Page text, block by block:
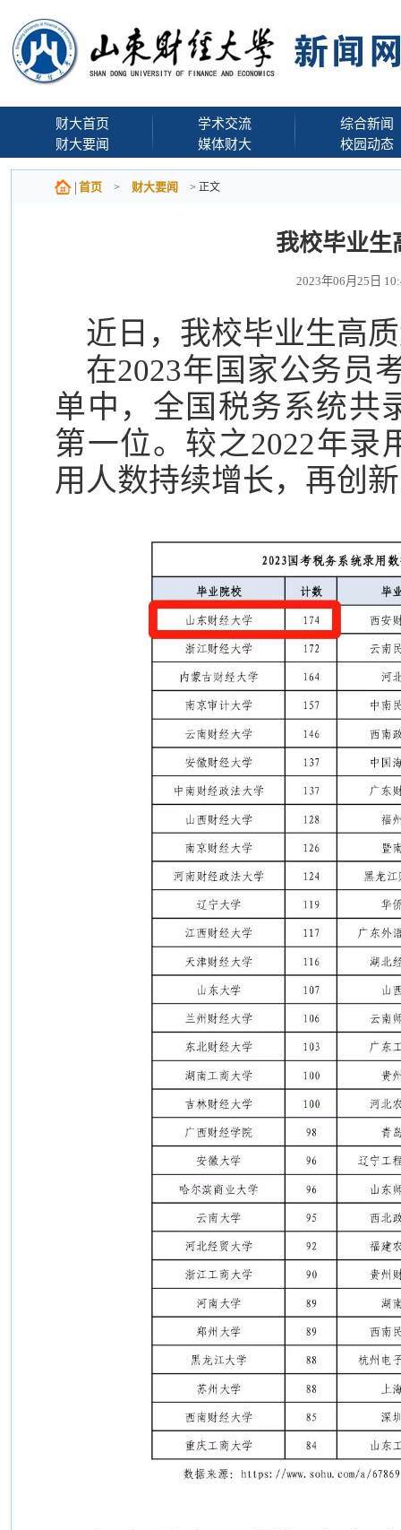
财大首页
财大要闻
学术交流
媒体财大
综合新闻
校园动态
首页 > 财大要闻 > 正文
我校毕业生
2023年06月25日
近日，我校毕业生高
在2023年国家公务员
单中，全国税务系统共
第一位。较之2022年录
用人数持续增长，再创